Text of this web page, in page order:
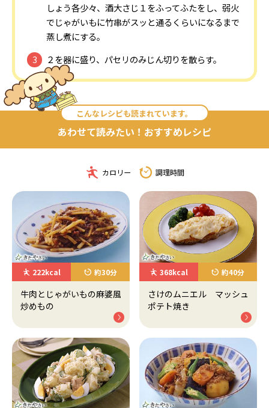
しょう各少々、酒大さじ１をふってふたをし、弱火
でじゃがいもに竹串がスッと通るくらいになるまで
蒸し煮にする。
２を器に盛り、パセリのみじん切りを散らす。
こんなレシピも読まれています。
あわせて読みたい！おすすめレシピ
カロリー 調理時間
222kcal 約30分
牛肉とじゃがいもの麻婆風
炒めもの
368kcal 約40分
さけのムニエル マッシュ
ポテト焼き